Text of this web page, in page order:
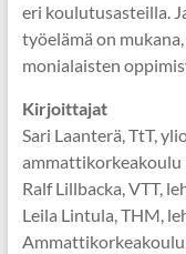
eri koulutusasteilla.
työelämä on
monialaisten
Kirjoittajat
Sari Laanterä, TtT,
ammattikorkeakoulu
Ralf Lillbacka, VTT,
Leila Lintula, THM,
Ammattikorkeakoulu